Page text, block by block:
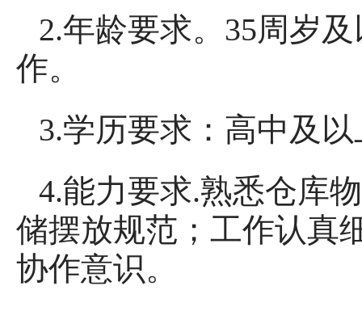
2.年龄要求。35周岁
作。
3.学历要求：高中及
4.能力要求.熟悉仓库
储摆放规范；工作认真
协作意识。